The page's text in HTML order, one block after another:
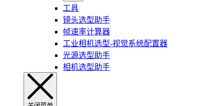
工具
镜头选型助手
帧速率计算器
工业相机选型-视觉系统配置器
光源选型助手
相机选型助手